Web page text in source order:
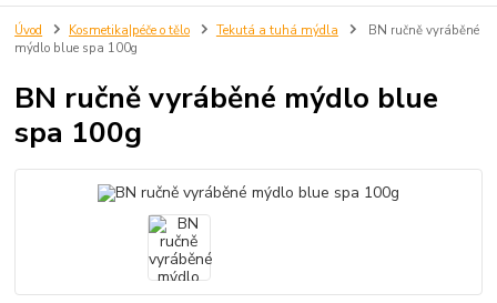
Úvod Kosmetika|péče o tělo Tekutá a tuhá mýdla
BN ručně vyráběné
mýdlo blue spa 100g
BN ručně vyráběné mýdlo blue
spa 100g